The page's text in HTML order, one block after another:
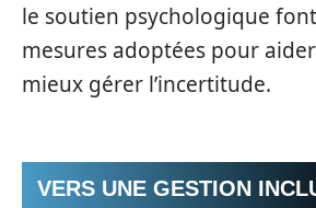
le soutien psychologique
mesures adoptées pour
mieux gérer l’incertitude.
VERS UNE GESTION